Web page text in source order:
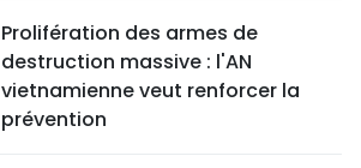
Prolifération des armes de
destruction massive : l'AN
vietnamienne veut renforcer la
prévention